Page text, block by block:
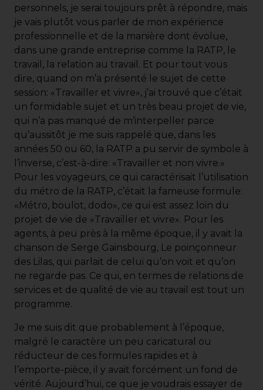
personnels, je serai toujours prêt à répondre, mais
je vais plutôt vous parler de mon expérience
professionnelle et de la manière dont évolue,
dans une grande entreprise comme la RATP, le
travail, la relation au travail. Et pour tout vous
dire, quand on m’a présenté le sujet de cette
session: «Travailler et vivre», j’ai trouvé que c’était
un formidable sujet et un très beau projet de vie,
qui n’a pas manqué de m’interpeller parce
qu’aussitôt je me suis rappelé que, dans les
années 50 ou 60, la RATP a pu servir de symbole à
l’inverse, c’est-à-dire: «Travailler et non vivre.»
Pour les voyageurs, ce qui caractérisait l’utilisation
du métro de la RATP, c’était la fameuse formule:
«Métro, boulot, dodo», ce qui est assez loin du
projet de vie de «Travailler et vivre». Pour les
agents, à peu près à la même époque, il y avait la
chanson de Serge Gainsbourg, Le poinçonneur
des Lilas, qui parlait de celui qu’on voit et qu’on
ne regarde pas. Ce qui, en termes de relations de
services et de qualité de vie au travail est tout un
programme.
Je me suis dit que probablement à l’époque,
malgré le caractère un peu caricatural ou
réducteur de ces formules rapides et à
l’emporte-pièce, il y avait forcément un fond de
vérité. Aujourd’hui, ce que je voudrais essayer de